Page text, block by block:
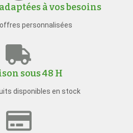
à vos besoins
personnalisées
sous 48 H
disponibles en stock